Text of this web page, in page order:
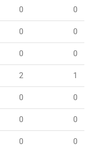
0 0
0 0
0 0
2 1
0 0
0 0
0 0